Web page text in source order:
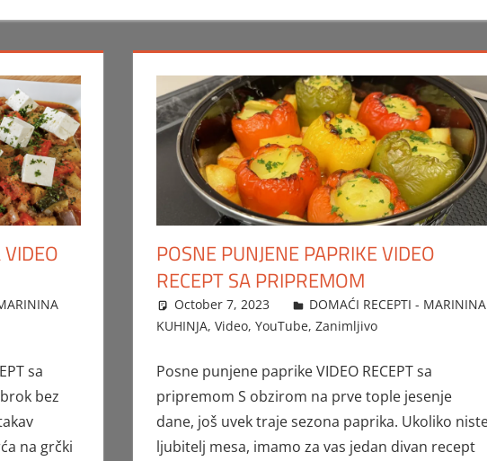
sa
bez
na grčki
POSNE PUNJENE PAPRIKE VIDEO
RECEPT SA PRIPREMOM
October 7, 2023 FTorgAdmin
DOMAĆI RECEPTI - MARININA
KUHINJA, Video, YouTube, Zanimljivo
Posne punjene paprike VIDEO RECEPT sa
pripremom S obzirom na prve tople jesenje
dane, još uvek traje sezona paprika. Ukoliko
ljubitelj mesa, imamo za vas jedan divan recept